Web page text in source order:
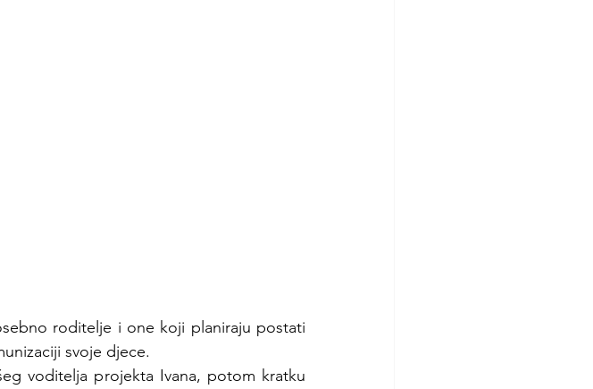
roditelje i one koji planiraju postati
svoje djece.
voditelja projekta Ivana, potom kratku